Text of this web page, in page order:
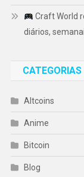
Craft World
diários,
CATEGORIAS
Altcoins
Anime
Bitcoin
Blog